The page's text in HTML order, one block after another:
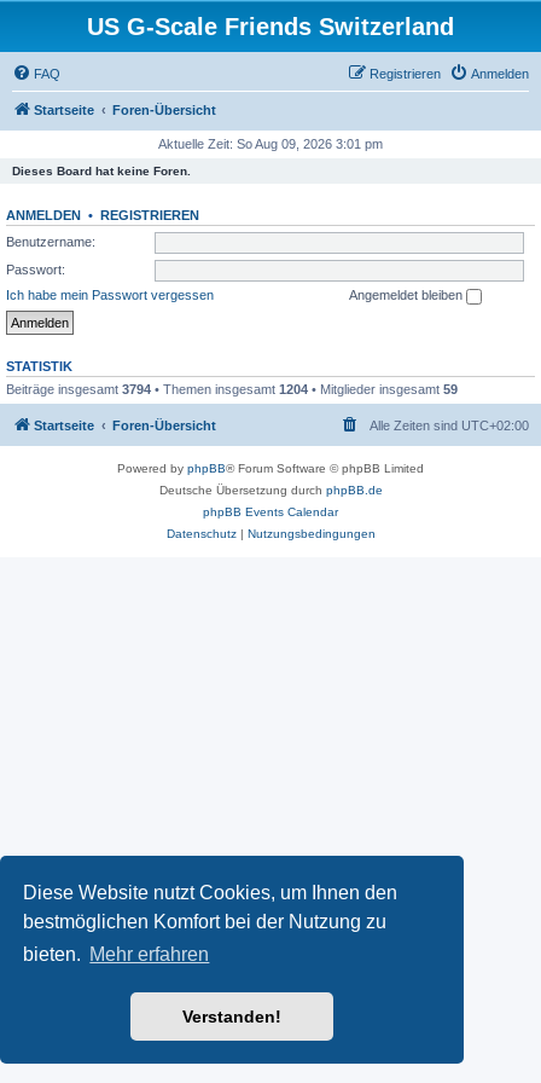
Diese Website nutzt Cookies, um Ihnen den
bestmöglichen Komfort bei der Nutzung zu
bieten. Mehr erfahren
Verstanden!
US G-Scale Friends Switzerland
FAQ Anmelden
Registrieren
Startseite Foren-Übersicht
Aktuelle Zeit: So Aug 09, 2026 3:01 pm
Dieses Board hat keine Foren.
ANMELDEN • REGISTRIEREN
Benutzername:
Passwort:
Ich habe mein Passwort vergessen
Angemeldet bleiben
STATISTIK
Beiträge insgesamt 3794 • Themen insgesamt 1204 • Mitglieder insgesamt 59
Startseite Foren-Übersicht Alle Zeiten sind UTC+02:00
Powered by phpBB® Forum Software © phpBB Limited
Deutsche Übersetzung durch phpBB.de
phpBB Events Calendar
Datenschutz| Nutzungsbedingungen